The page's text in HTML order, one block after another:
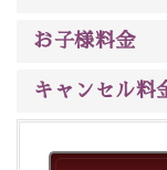
※交通規制など
したら幸いです。
お子様料金
キャンセル料